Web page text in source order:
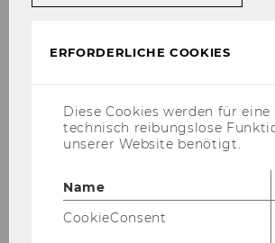
© Illustrationen von Francis Blüml
Der BR für das
ERFORDERLICHE COOKIES
Diese Cookies werden für eine
technisch reibungslose
unserer Website benötigt.
Name
CookieConsent